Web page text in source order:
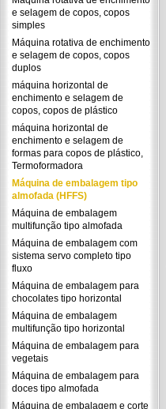
e selagem de copos, copos
simples
Máquina rotativa de enchimento
e selagem de copos, copos
duplos
máquina horizontal de
enchimento e selagem de
copos, copos de plástico
máquina horizontal de
enchimento e selagem de
formas para copos de plástico,
Termoformadora
Máquina de embalagem tipo
almofada (HFFS)
Máquina de embalagem
multifunção tipo almofada
Máquina de embalagem com
sistema servo completo tipo
fluxo
Máquina de embalagem para
chocolates tipo horizontal
Máquina de embalagem
multifunção tipo horizontal
Máquina de embalagem para
vegetais
Máquina de embalagem para
doces tipo almofada
Máquina de embalagem e corte